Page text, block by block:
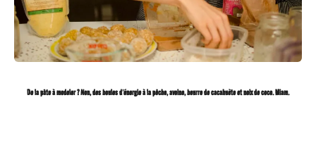
De la pâte à modeler ? Non, des boules d’énergie à la pêche, avoine, beurre de cacahuète et noix de coco. Miam.